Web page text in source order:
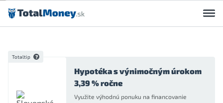
Preskočiť na obsah
Totaltip
Hypotéka s výnimočným úrokom
3,39 % ročne
Využite výhodnú ponuku na financovanie